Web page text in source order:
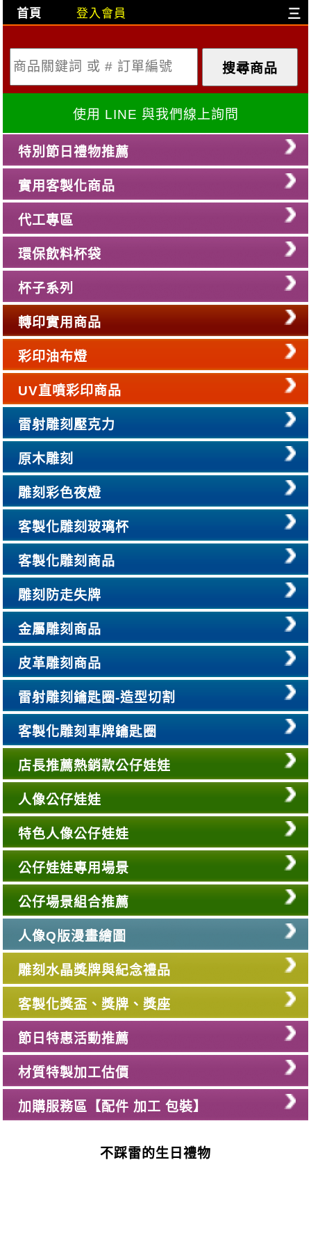
首頁 登入會員 三
使用 LINE 與我們線上詢問
特別節日禮物推薦
實用客製化商品
代工專區
環保飲料杯袋
杯子系列
轉印實用商品
彩印油布燈
UV直噴彩印商品
雷射雕刻壓克力
原木雕刻
雕刻彩色夜燈
客製化雕刻玻璃杯
客製化雕刻商品
雕刻防走失牌
金屬雕刻商品
皮革雕刻商品
雷射雕刻鑰匙圈-造型切割
客製化雕刻車牌鑰匙圈
店長推薦熱銷款公仔娃娃
人像公仔娃娃
特色人像公仔娃娃
公仔娃娃專用場景
公仔場景組合推薦
人像Q版漫畫繪圖
雕刻水晶獎牌與紀念禮品
客製化獎盃、獎牌、獎座
節日特惠活動推薦
材質特製加工估價
加購服務區【配件 加工 包裝】
不踩雷的生日禮物